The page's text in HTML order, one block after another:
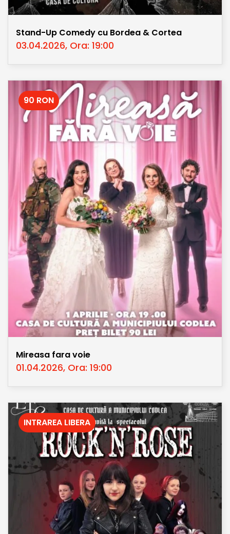
Stand-Up Comedy cu Bordea & Cortea
03.04.2026, Ora: 19:00
90 RON
Mireasa fara voie
01.04.2026, Ora: 19:00
INTRAREA LIBERA